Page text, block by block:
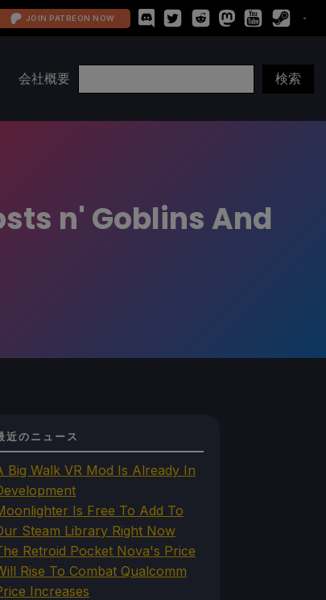
JOIN PATREON NOW
会社概要
n' Goblins And
近のニュース
Big Walk VR Mod Is Already In
Is Free To Add To
Steam Library Right Now
Retroid Pocket Nova's Price
Rise To Combat Qualcomm
Increases